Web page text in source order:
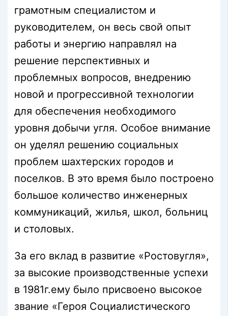
грамотным специалистом и
руководителем, он весь свой опыт
работы и энергию направлял на
решение перспективных и
проблемных вопросов, внедрению
новой и прогрессивной технологии
для обеспечения необходимого
уровня добычи угля. Особое внимание
он уделял решению социальных
проблем шахтерских городов и
поселков. В это время было построено
большое количество инженерных
коммуникаций, жилья, школ, больниц
и столовых.
За его вклад в развитие «Ростовугля»,
за высокие производственные успехи
в 1981г.ему было присвоено высокое
звание «Героя Социалистического